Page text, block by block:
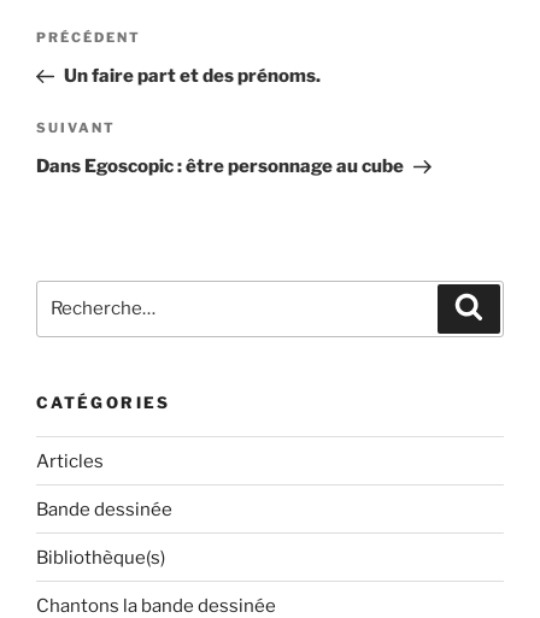
Navigation
l’article
Article
précédent
PRÉCÉDENT
Un faire part et des prénoms.
Article
suivant
SUIVANT
Dans Egoscopic : être personnage au cube
pour
CATÉGORIES
Articles
Bande dessinée
Bibliothèque(s)
Chantons la bande dessinée